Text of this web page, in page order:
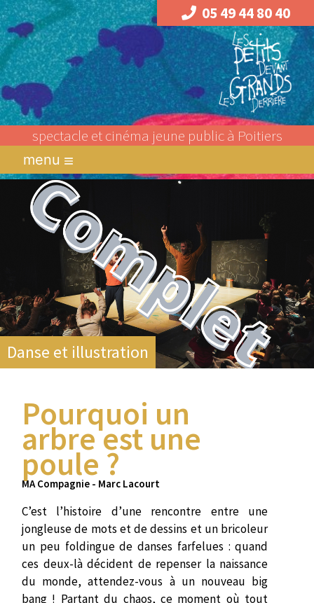
05 49 44 80 40
spectacle et cinéma jeune public à Poitiers
menu
Danse et illustration
Pourquoi un
arbre est une
poule ?
MA Compagnie - Marc Lacourt
C’est l’histoire d’une rencontre entre une
jongleuse de mots et de dessins et un bricoleur
un peu foldingue de danses farfelues : quand
ces deux-là décident de repenser la naissance
du monde, attendez-vous à un nouveau big
bang ! Partant du chaos, ce moment où tout